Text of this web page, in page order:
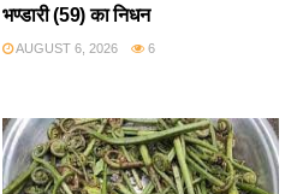
भण्डारी (59) का निधन
AUGUST 6, 2026 6